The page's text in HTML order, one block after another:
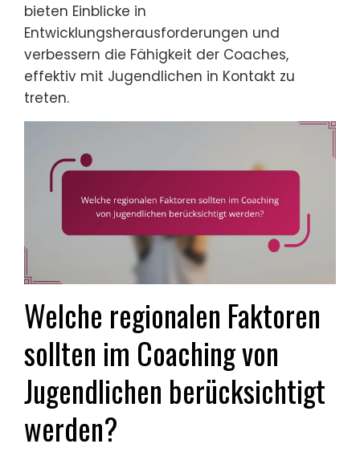
bieten Einblicke in
Entwicklungsherausforderungen und
verbessern die Fähigkeit der Coaches,
effektiv mit Jugendlichen in Kontakt zu
treten.
Welche regionalen Faktoren
sollten im Coaching von
Jugendlichen berücksichtigt
werden?